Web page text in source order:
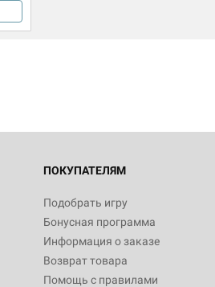
ПОКУПАТЕЛЯМ
Подобрать игру
Бонусная программа
Информация о заказе
Возврат товара
Помощь с правилами